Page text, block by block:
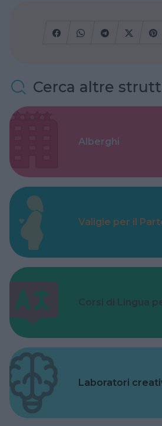
Cerca altre
Alberghi
Valigie per il
Corsi di Lingua
Laboratori